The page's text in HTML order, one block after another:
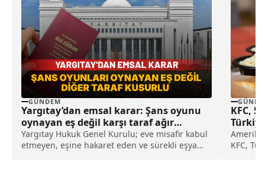
GÜNDEM
Yargıtay’dan emsal karar: Şans oyunu
oynayan eş değil karşı taraf ağır
kusurlu sayıldı
Yargıtay Hukuk Genel Kurulu; eve misafir kabul
etmeyen, eşine hakaret eden ve sürekli eşya
KFC,
KFC,